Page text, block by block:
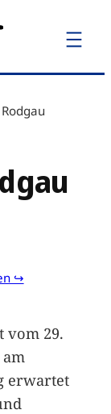
↪
vom 29.
erwartet